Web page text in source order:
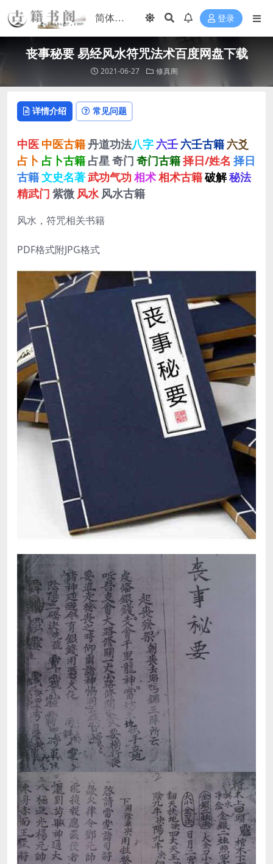
登录
丧事秘要 易经风水符咒法术百度网盘下载
2021-06-27 修真阁
详情介绍 常见问题
中医 中医古籍丹道功法八字 六壬 六壬古籍 六爻
占卜 占卜古籍 占星 奇门 奇门古籍择日/姓名 择日
古籍文史名著武功气功 相术相术古籍破解秘法
精武门 紫微 风水 风水古籍
风水，符咒相关书籍
PDF格式附JPG格式